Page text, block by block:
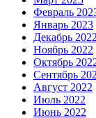
Февраль
Январь 2023
Декабрь 2022
Ноябрь 2022
Октябрь
Сентябрь
Август 2022
Июль 2022
Июнь 2022